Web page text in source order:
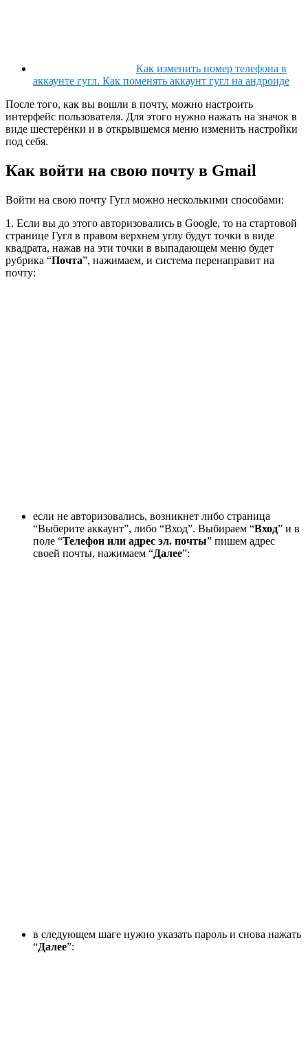
Как изменить номер телефона в
аккаунте гугл. Как поменять аккаунт гугл на андроиде
После того, как вы вошли в почту, можно настроить
интерфейс пользователя. Для этого нужно нажать на значок в
виде шестерёнки и в открывшемся меню изменить настройки
под себя.
Как войти на свою почту в Gmail
Войти на свою почту Гугл можно несколькими способами:
1. Если вы до этого авторизовались в Google, то на стартовой
странице Гугл в правом верхнем углу будут точки в виде
квадрата, нажав на эти точки в выпадающем меню будет
рубрика “Почта”, нажимаем, и система перенаправит на
почту:
если не авторизовались, возникнет либо страница
“Выберите аккаунт”, либо “Вход”. Выбираем “Вход” и в
поле “Телефон или адрес эл. почты” пишем адрес
своей почты, нажимаем “Далее”:
в следующем шаге нужно указать пароль и снова нажать
“Далее”: